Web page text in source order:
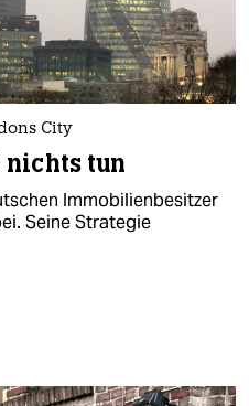
City
nichts tun
Immobilienbesitzer
Seine Strategie